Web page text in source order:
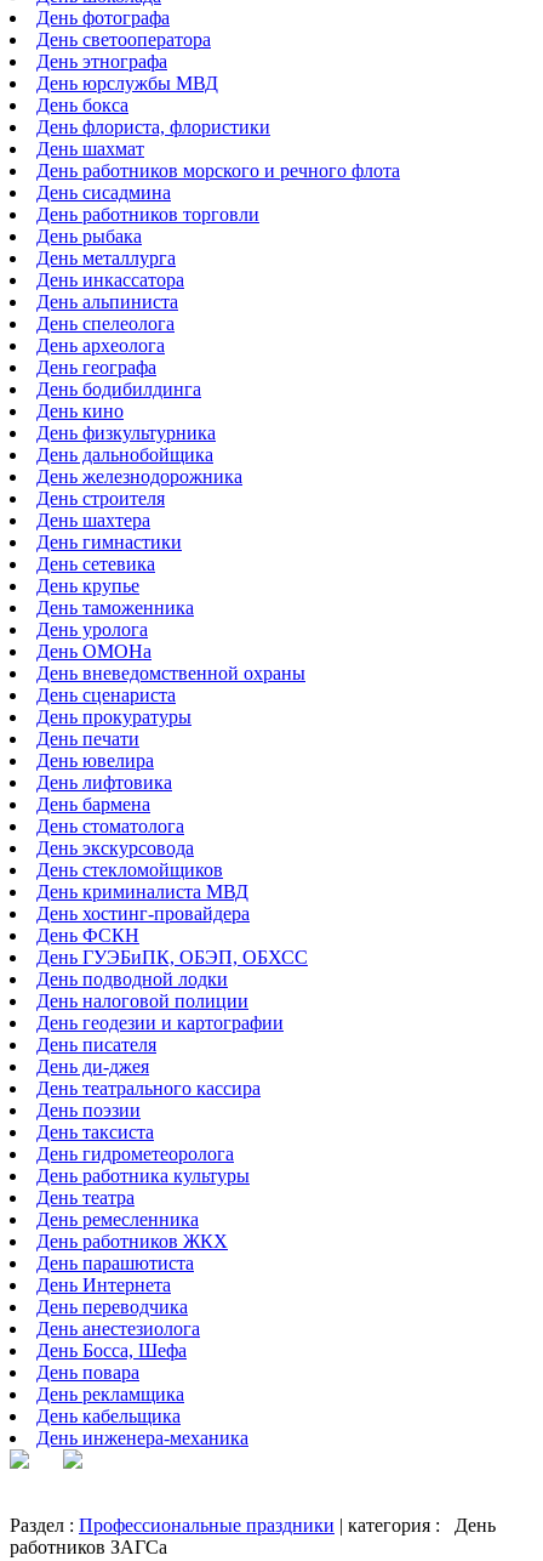
День фотографа
День светооператора
День этнографа
День юрслужбы МВД
День бокса
День флориста, флористики
День шахмат
День работников морского и речного флота
День сисадмина
День работников торговли
День рыбака
День металлурга
День инкассатора
День альпиниста
День спелеолога
День археолога
День географа
День бодибилдинга
День кино
День физкультурника
День дальнобойщика
День железнодорожника
День строителя
День шахтера
День гимнастики
День сетевика
День крупье
День таможенника
День уролога
День ОМОНа
День вневедомственной охраны
День сценариста
День прокуратуры
День печати
День ювелира
День лифтовика
День бармена
День стоматолога
День экскурсовода
День стекломойщиков
День криминалиста МВД
День хостинг-провайдера
День ФСКН
День ГУЭБиПК, ОБЭП, ОБХСС
День подводной лодки
День налоговой полиции
День геодезии и картографии
День писателя
День ди-джея
День театрального кассира
День поэзии
День таксиста
День гидрометеоролога
День работника культуры
День театра
День ремесленника
День работников ЖКХ
День парашютиста
День Интернета
День переводчика
День анестезиолога
День Босса, Шефа
День повара
День рекламщика
День кабельщика
День инженера-механика
Раздел : Профессиональные праздники | категория : День
работников ЗАГСа